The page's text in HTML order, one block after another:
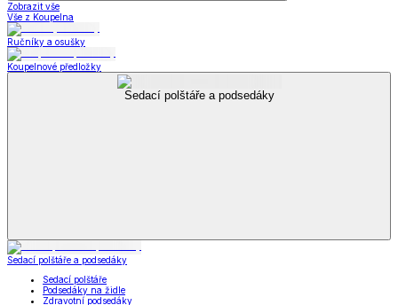
Zobrazit vše
Vše z Koupelna
Ručníky a osušky
Koupelnové předložky
Sedací polštáře a podsedáky
Sedací polštáře a podsedáky
Sedací polštáře
Podsedáky na židle
Zdravotní podsedáky